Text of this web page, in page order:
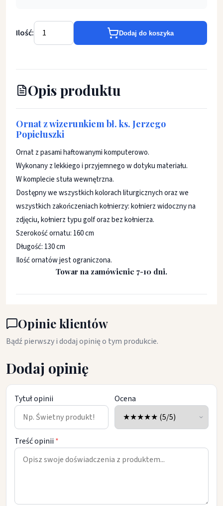
Ilość: Dodaj do koszyka
Opis produktu
Ornat z wizerunkiem bł. ks. Jerzego
Popiełuszki
Ornat z pasami haftowanymi komputerowo.
Wykonany z lekkiego i przyjemnego w dotyku materiału.
W komplecie stuła wewnętrzna.
Dostępny we wszystkich kolorach liturgicznych oraz we
wszystkich zakończeniach kołnierzy: kołnierz widoczny na
zdjęciu, kołnierz typu golf oraz bez kołnierza.
Szerokość ornatu: 160 cm
Długość: 130 cm
Ilość ornatów jest ograniczona.
Towar na zamówienie 7-10 dni.
Opinie klientów
Bądź pierwszy i dodaj opinię o tym produkcie.
Dodaj opinię
Tytuł opinii Ocena
Treść opinii *